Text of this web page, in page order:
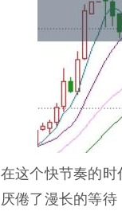
在这个快节奏的
厌倦了漫长的等